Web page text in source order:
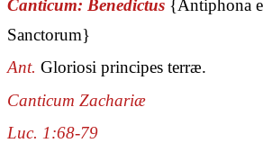
Canticum: Benedictus {Antiphona
Sanctorum}
Ant. Gloriosi principes terræ.
Canticum Zachariæ
Luc. 1:68-79